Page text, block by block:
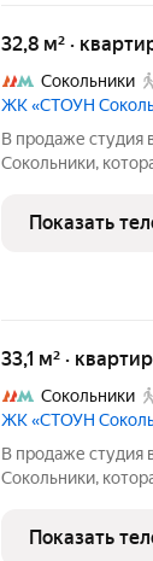
32,8 м² ·
Сокольники
ЖК «СТОУН
В продаже студия
Сокольники,
пар. Проект
доступности от
Показать
33,1 м² ·
Сокольники
ЖК «СТОУН
В продаже студия
Сокольники,
пар. Проект
доступности от
Показать